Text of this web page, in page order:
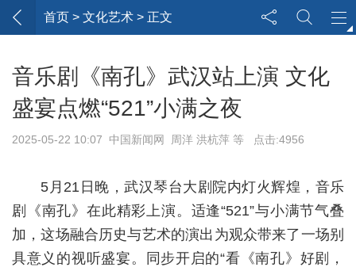
首页 > 文化艺术 > 正文
音乐剧《南孔》武汉站上演 文化
盛宴点燃“521”小满之夜
2025-05-22 10:07 中国新闻网 周洋 洪杭萍 等 点击:4956
5月21日晚，武汉琴台大剧院内灯火辉煌，音乐
剧《南孔》在此精彩上演。适逢“521”与小满节气叠
加，这场融合历史与艺术的演出为观众带来了一场别
具意义的视听盛宴。同步开启的“看《南孔》好剧，